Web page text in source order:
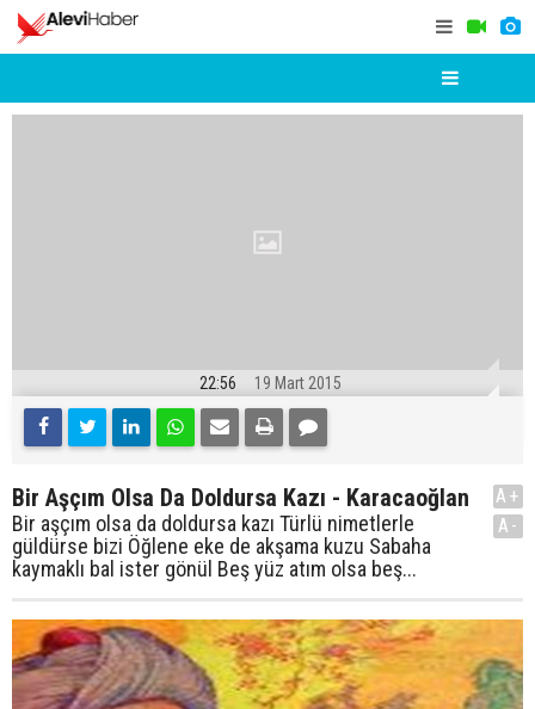
22:56 19 Mart 2015
Bir Aşçım Olsa Da Doldursa Kazı - Karacaoğlan
Bir aşçım olsa da doldursa kazı Türlü nimetlerle
güldürse bizi Öğlene eke de akşama kuzu Sabaha
kaymaklı bal ister gönül Beş yüz atım olsa beş...
A+
A-